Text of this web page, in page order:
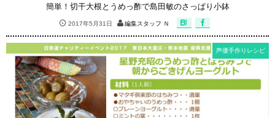
簡単！切干大根とうめっ酢で島田敏のさっぱり小鉢
2017年5月31日 編集スタッフ Ｎ
声優手作りレシピ